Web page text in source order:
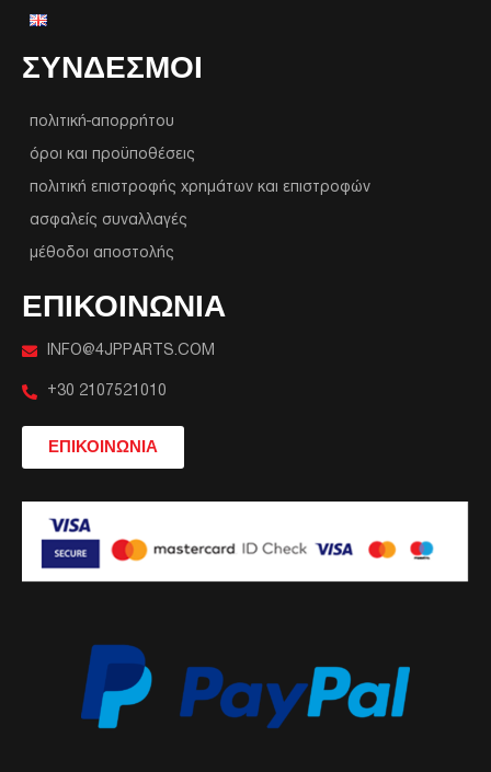
ΣΥΝΔΕΣΜΟΙ
πολιτική-απορρήτου
όροι και προϋποθέσεις
πολιτική επιστροφής χρημάτων και επιστροφών
ασφαλείς συναλλαγές
μέθοδοι αποστολής
ΕΠΙΚΟΙΝΩΝΙΑ
INFO@4JPPARTS.COM
+30 2107521010
ΕΠΙΚΟΙΝΩΝΙΑ